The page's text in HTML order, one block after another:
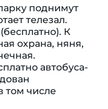
поднимут
телезал.
К
охрана, няня,
автобуса-
том числе